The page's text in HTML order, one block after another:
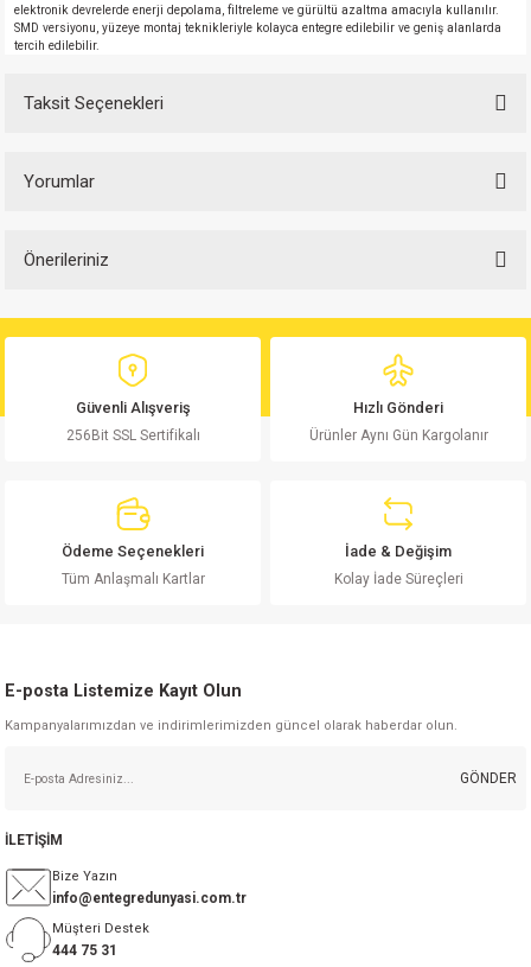
elektronik devrelerde enerji depolama, filtreleme ve gürültü azaltma amacıyla kullanılır.
SMD versiyonu, yüzeye montaj teknikleriyle kolayca entegre edilebilir ve geniş alanlarda
tercih edilebilir.
Taksit Seçenekleri
Yorumlar
Yorum Yaz
Önerileriniz
yetersiz gördüğünüz noktaları öneri formunu kullanarak tarafımıza
Görüş ve önerileriniz için teşekkür ederiz.
Ürün resmi kalitesiz, bozuk veya görüntülenemiyor.
Ürün bilgilerinde hatalar bulunuyor.
Bu ürüne benzer farklı alternatifler olmalı.
Gönder
Güvenli Alışveriş
256Bit SSL Sertifikalı
Hızlı Gönderi
Ürünler Aynı Gün Kargolanır
Ödeme Seçenekleri
Tüm Anlaşmalı Kartlar
İade & Değişim
Kolay İade Süreçleri
E-posta Listemize Kayıt Olun
Kampanyalarımızdan ve indirimlerimizden güncel olarak haberdar olun.
GÖNDER
İLETİŞİM
Bize Yazın
info@entegredunyasi.com.tr
Müşteri Destek
444 75 31